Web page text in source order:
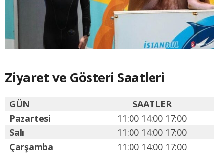
Ziyaret ve Gösteri Saatleri
GÜN
SAATLER
Pazartesi
11:00 14:00 17:00
Salı
11:00 14:00 17:00
Çarşamba
11:00 14:00 17:00